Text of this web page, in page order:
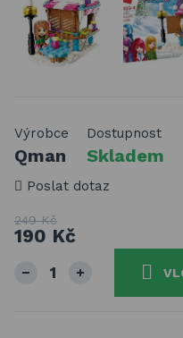
Výrobce
Qman
Dostupnost
Skladem
Poslat dotaz
249 Kč
190 Kč